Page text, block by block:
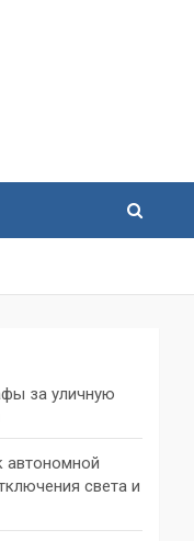
за уличную
автономной
света и